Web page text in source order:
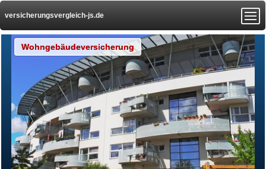
versicherungsvergleich-js.de
Wohngebäudeversicherung